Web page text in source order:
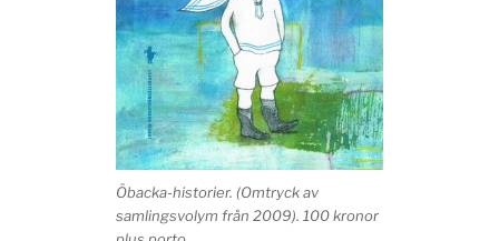
Öbacka-historier. (Omtryck av
samlingsvolym från 2009). 100 kronor